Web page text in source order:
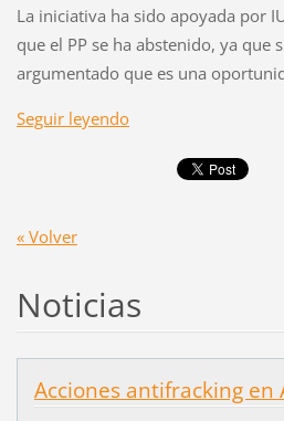
La iniciativa ha sido apoyada por
que el PP se ha abstenido, ya que
argumentado que es una
Seguir leyendo
« Volver
Noticias
Acciones antifracking en